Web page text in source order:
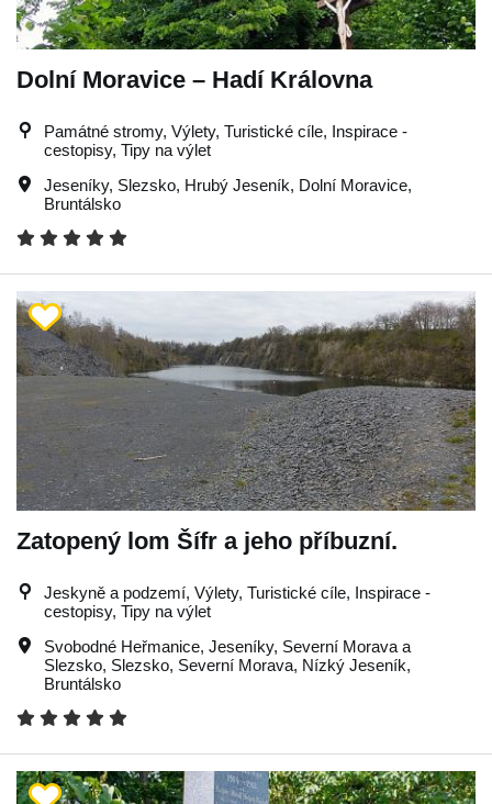
Dolní Moravice – Hadí Královna
Památné stromy, Výlety, Turistické cíle, Inspirace -
cestopisy, Tipy na výlet
Jeseníky, Slezsko, Hrubý Jeseník, Dolní Moravice,
Bruntálsko
Zatopený lom Šífr a jeho příbuzní.
Jeskyně a podzemí, Výlety, Turistické cíle, Inspirace -
cestopisy, Tipy na výlet
Svobodné Heřmanice, Jeseníky, Severní Morava a
Slezsko, Slezsko, Severní Morava, Nízký Jeseník,
Bruntálsko